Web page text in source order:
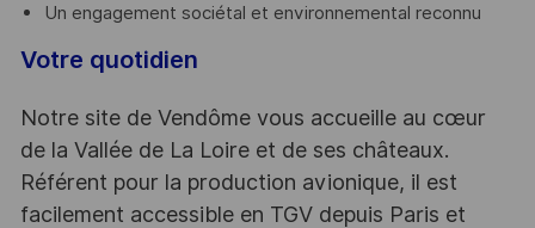
Un engagement sociétal et environnemental reconnu
Votre quotidien
Notre site de Vendôme vous accueille au cœur
de la Vallée de La Loire et de ses châteaux.
Référent pour la production avionique, il est
facilement accessible en TGV depuis Paris et